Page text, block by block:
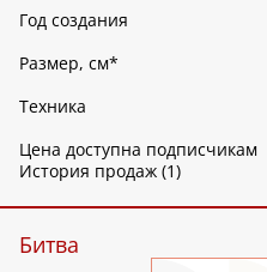
Год создания
Размер, см*
Техника
Цена доступна подписчикам
История продаж (1)
Битва